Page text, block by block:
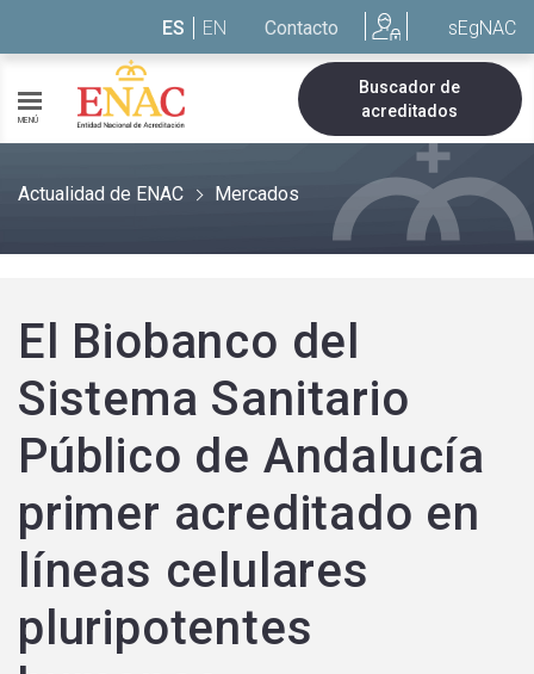
ES EN Contacto sEgNAC
MENÚ
Buscador de
acreditados
Actualidad de ENAC Mercados
El Biobanco del
Sistema Sanitario
Público de Andalucía
primer acreditado en
líneas celulares
pluripotentes